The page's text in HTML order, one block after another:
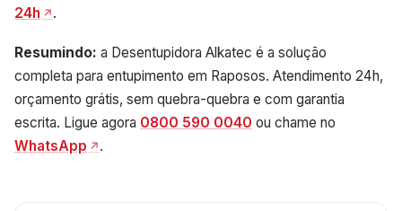
24h
.
Resumindo: a Desentupidora Alkatec é a solução
completa para entupimento em Raposos. Atendimento 24h,
orçamento grátis, sem quebra-quebra e com garantia
escrita. Ligue agora 0800 590 0040 ou chame no
WhatsApp
.